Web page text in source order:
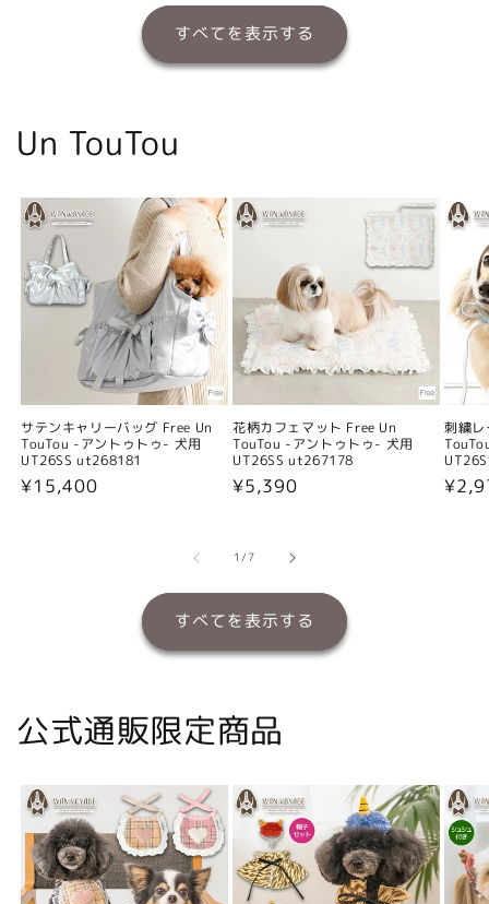
すべてを表示する
Un TouTou
サテンキャリーバッグ Free Un
TouTou -アントゥトゥ- 犬用
UT26SS ut268181
通
¥15,400
花柄カフェマット Free Un
TouTou -アントゥトゥ- 犬用
UT26SS ut267178
通
格
¥5,390
刺繍
通
1/の
7
すべてを表示する
公式通販限定商品